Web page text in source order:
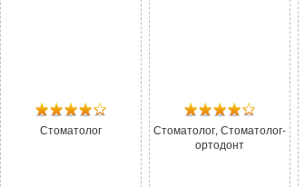
Стоматолог
Стоматолог, Стоматолог-
ортодонт